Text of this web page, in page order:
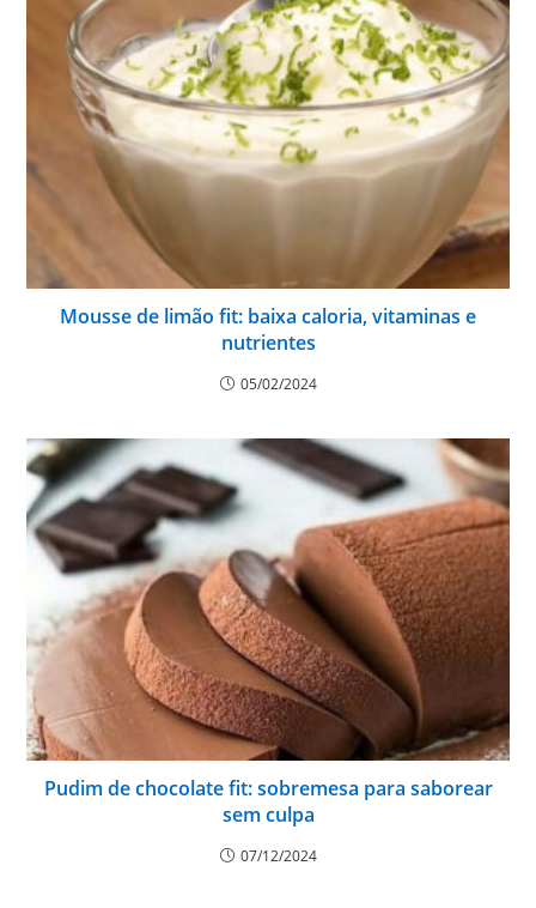
Mousse de limão fit: baixa caloria, vitaminas e
nutrientes
05/02/2024
Pudim de chocolate fit: sobremesa para saborear
sem culpa
07/12/2024